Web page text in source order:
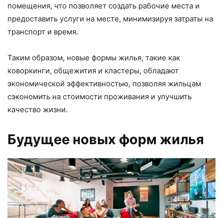
помещения, что позволяет создать рабочие места и
предоставить услуги на месте, минимизируя затраты на
транспорт и время.
Таким образом, новые формы жилья, такие как
коворкинги, общежития и кластеры, обладают
экономической эффективностью, позволяя жильцам
сэкономить на стоимости проживания и улучшить
качество жизни.
Будущее новых форм жилья